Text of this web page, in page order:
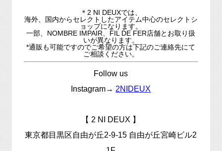
＊2 NI DEUXでは、
海外、国内からセレクトしたアイテム中心のセレクトシ
ョップになります。
一部、NOMBRE IMPAIR、FIL DE FER店舗とお取り扱
いが異なります。
*通販も可能ですのでご希望の方は下記のご連絡先にて
ご相談ください。
Follow us
Instagram→ 2NIDEUX
【 2 NI DEUX 】
東京都目黒区自由が丘2-9-15 自由が丘宮崎ビル2